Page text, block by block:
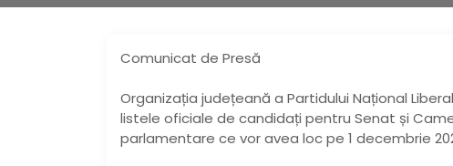
Comunicat de Presă
Organizația județeană a Partidului Național
listele oficiale de candidați pentru Senat și
parlamentare ce vor avea loc pe 1 decembrie